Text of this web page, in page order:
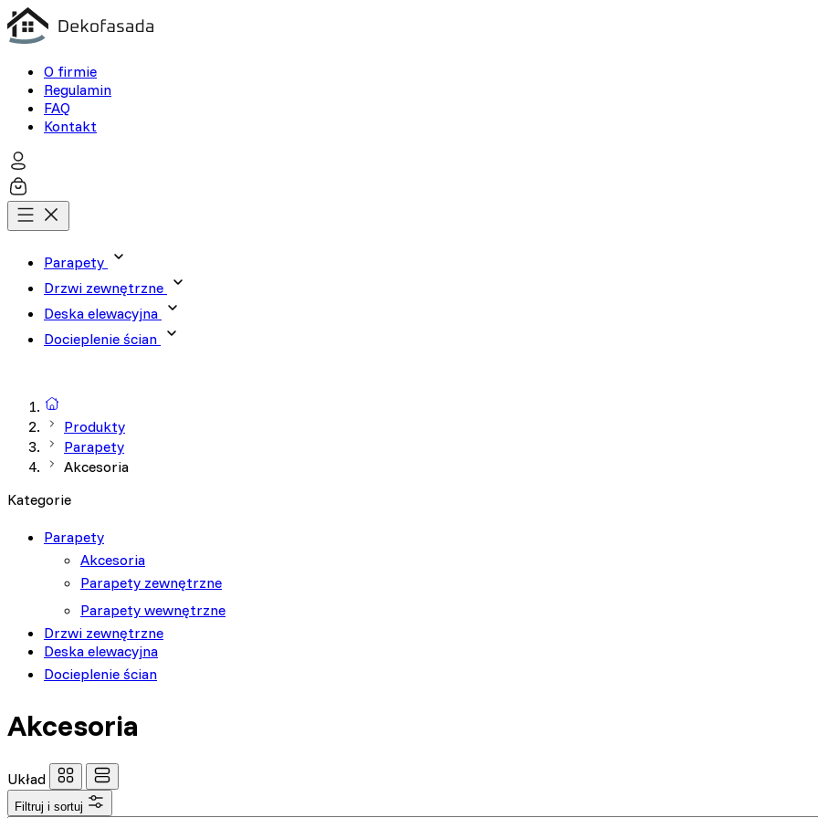
O firmie
Regulamin
FAQ
Kontakt
Parapety
Drzwi zewnętrzne
Deska elewacyjna
Docieplenie ścian
Produkty
Parapety
Akcesoria
Kategorie
Parapety
Akcesoria
Parapety zewnętrzne
Parapety wewnętrzne
Drzwi zewnętrzne
Deska elewacyjna
Docieplenie ścian
Akcesoria
Układ
Filtruj i sortuj